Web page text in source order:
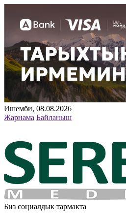
Ишемби, 08.08.2026
Жарнама Байланыш
Биз социалдык тармакта